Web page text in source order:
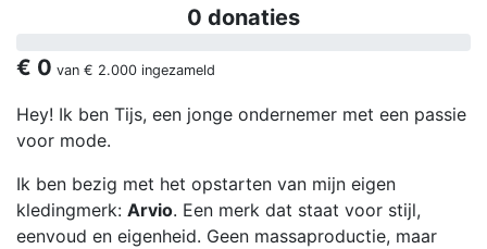
0 donaties
€ 0 van € 2.000 ingezameld
Hey! Ik ben Tijs, een jonge ondernemer met een passie
voor mode.
Ik ben bezig met het opstarten van mijn eigen
kledingmerk: Arvio. Een merk dat staat voor stijl,
eenvoud en eigenheid. Geen massaproductie, maar